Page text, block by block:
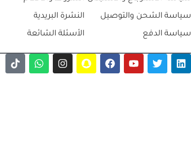
سياسة الشحن والتوصيل
سياسة الدفع
النشرة البريدية
الأسئلة الشائعة